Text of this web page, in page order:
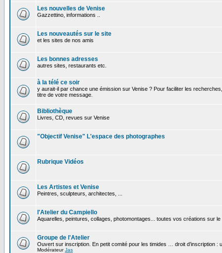
Les nouvelles de Venise
Gazzettino, informations ..
Les nouveautés sur le site
et les sites de nos amis
Les bonnes adresses
autres sites, restaurants etc.
à la télé ce soir
y aurait-il par chance une émission sur Venise ? Pour faciliter les
titre de votre message.
Bibliothèque
Livres, CD, revues sur Venise
"Objectif Venise" L'espace des photographes
Rubrique Vidéos
Les Artistes et Venise
Peintres, sculpteurs, architectes, ...
l'Atelier du Campiello
Aquarelles, peintures, collages, photomontages... toutes vos créations sur le
Groupe de l'Atelier
Ouvert sur inscription. En petit comité pour les timides … droit d’inscription :
ModérateurJas